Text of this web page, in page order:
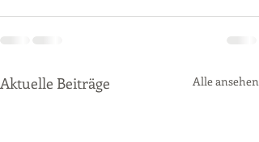
Aktuelle Beiträge Alle ansehen